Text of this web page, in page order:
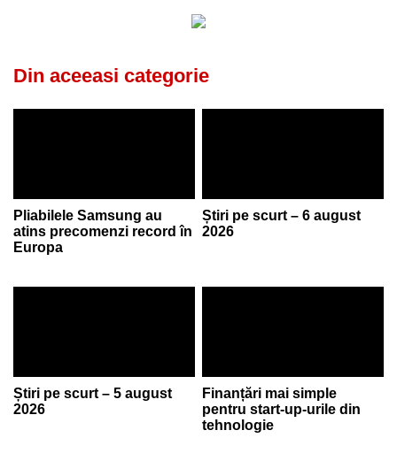
Din aceeasi categorie
Pliabilele Samsung au
atins precomenzi record în
Europa
Știri pe scurt – 6 august
2026
Știri pe scurt – 5 august
2026
Finanțări mai simple
pentru start-up-urile din
tehnologie